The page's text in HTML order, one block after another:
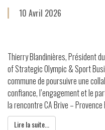
10 Avril 2026
Thierry Blandinières, Président
of Strategic Olympic & Sport
commune de poursuivre une
confiance, l’engagement et le
la rencontre CA Brive –
Lire la suite...